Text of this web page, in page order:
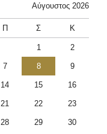
Αύγουστος 2026
Π Σ Κ
1 2
7 8 9
14 15 16
21 22 23
28 29 30